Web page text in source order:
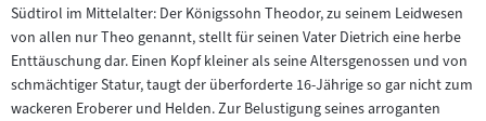
Südtirol im Mittelalter: Der Königssohn Theodor, zu seinem Leidwesen
von allen nur Theo genannt, stellt für seinen Vater Dietrich eine herbe
Enttäuschung dar. Einen Kopf kleiner als seine Altersgenossen und von
schmächtiger Statur, taugt der überforderte 16-Jährige so gar nicht zum
wackeren Eroberer und Helden. Zur Belustigung seines arroganten